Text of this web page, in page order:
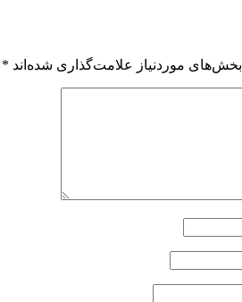
بخش‌های موردنیاز علامت‌گذاری شده‌اند *